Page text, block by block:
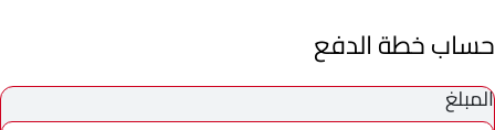
حساب خطة الدفع
المبلغ